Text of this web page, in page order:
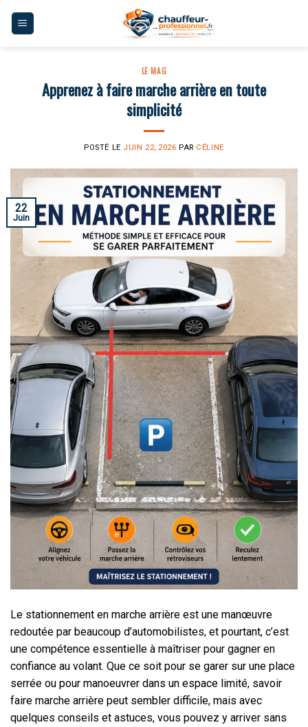
LE MAG
Apprenez à faire marche arrière en toute
simplicité
POSTÉ LE JUIN 22, 2026 PAR CÉLINE
22
Juin
Le stationnement en marche arrière est une manœuvre
redoutée par beaucoup d’automobilistes, et pourtant, c’est
une compétence essentielle à maîtriser pour gagner en
confiance au volant. Que ce soit pour se garer sur une place
serrée ou pour manoeuvrer dans un espace limité, savoir
faire marche arrière peut sembler difficile, mais avec
quelques conseils et astuces, vous pouvez y arriver sans